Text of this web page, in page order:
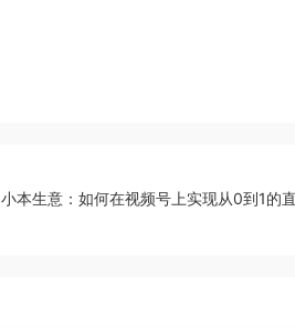
小本生意：如何在视频号上实现从0到1的